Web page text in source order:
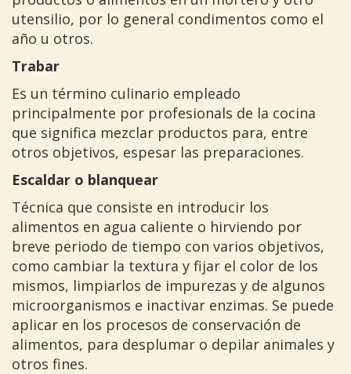
utensilio, por lo general condimentos como el
año u otros.
Trabar
Es un término culinario empleado
principalmente por profesionals de la cocina
que significa mezclar productos para, entre
otros objetivos, espesar las preparaciones.
Escaldar o blanquear
Técnica que consiste en introducir los
alimentos en agua caliente o hirviendo por
breve periodo de tiempo con varios objetivos,
como cambiar la textura y fijar el color de los
mismos, limpiarlos de impurezas y de algunos
microorganismos e inactivar enzimas. Se puede
aplicar en los procesos de conservación de
alimentos, para desplumar o depilar animales y
otros fines.